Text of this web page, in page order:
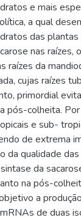
e mais
a qual
das
nas
raízes da
cujas raízes
primordial
pós-colheita.
e sub-
de extrema
da qualidade
da
na pós-
a
de duas